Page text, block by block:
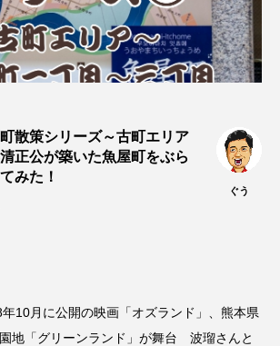
町散策シリーズ～古町エリア
正公が築いた魚屋町をぶら
みた！
ぐう
年10月に公開の映画「オズランド」、熊本県
地「グリーンランド」が舞台 波瑠さんと